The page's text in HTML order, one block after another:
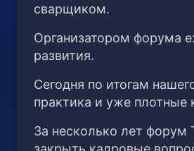
сварщиком.
Организатором форума
развития.
Сегодня по итогам
практика и уже плотные
За несколько лет форум